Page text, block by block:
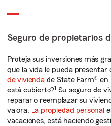
Seguro de propietarios
Proteja sus inversiones más
que la vida le pueda presentar
de vivienda de State Farm® en
está cubierto?1 Su seguro de
reparar o reemplazar su
valora. La propiedad personal
vacaciones, está haciendo